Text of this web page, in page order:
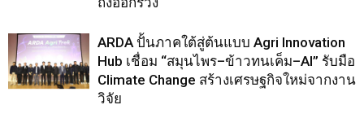
ARDA ปั้นภาคใต้สู่ต้นแบบ Agri Innovation
Hub เชื่อม “สมุนไพร–ข้าวทนเค็ม–AI” รับมือ
Climate Change สร้างเศรษฐกิจใหม่จากงาน
วิจัย